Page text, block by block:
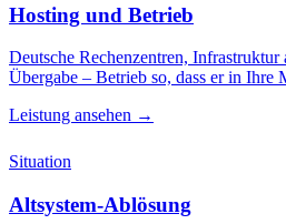
Hosting und Betrieb
Deutsche Rechenzentren,
Übergabe – Betrieb so, dass er in Ihre
Leistung ansehen →
Situation
Altsystem-Ablösung